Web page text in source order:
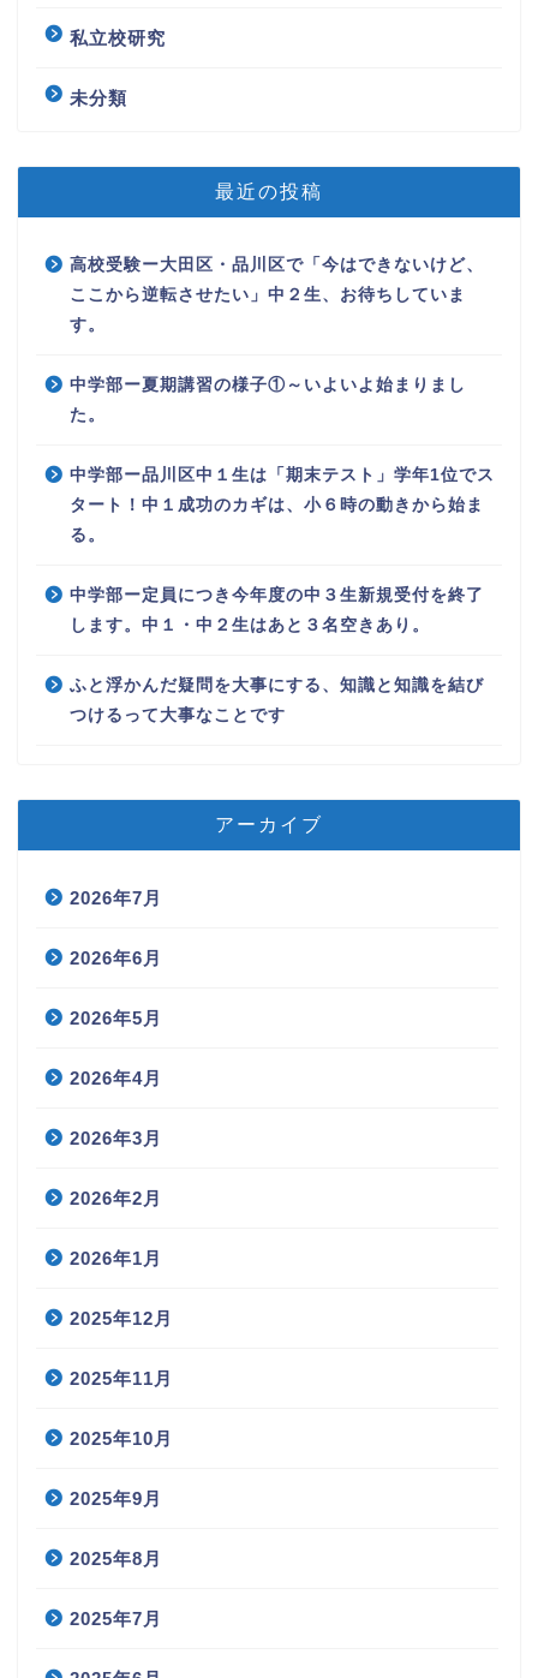
私立校研究
未分類
最近の投稿
高校受験ー大田区・品川区で「今はできないけど、
ここから逆転させたい」中２生、お待ちしていま
す。
中学部ー夏期講習の様子①～いよいよ始まりまし
た。
中学部ー品川区中１生は「期末テスト」学年1位でス
タート！中１成功のカギは、小６時の動きから始ま
る。
中学部ー定員につき今年度の中３生新規受付を終了
します。中１・中２生はあと３名空きあり。
ふと浮かんだ疑問を大事にする、知識と知識を結び
つけるって大事なことです
アーカイブ
2026年7月
2026年6月
2026年5月
2026年4月
2026年3月
2026年2月
2026年1月
2025年12月
2025年11月
2025年10月
2025年9月
2025年8月
2025年7月